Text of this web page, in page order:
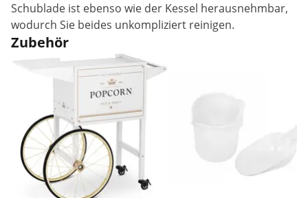
Schublade ist ebenso wie der Kessel herausnehmbar,
wodurch Sie beides unkompliziert reinigen.
Zubehör